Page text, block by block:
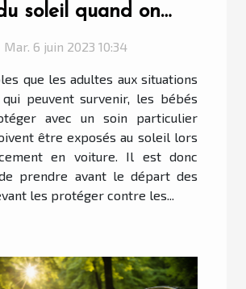
soleil quand on
Mar. 6 juin 2023 10:34
que les adultes aux situations
peuvent survenir, les bébés
avec un soin particulier
être exposés au soleil lors
en voiture. Il est donc
prendre avant le départ des
les protéger contre les...